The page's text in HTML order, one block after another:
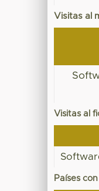
Visitas al
Visitas al
Países